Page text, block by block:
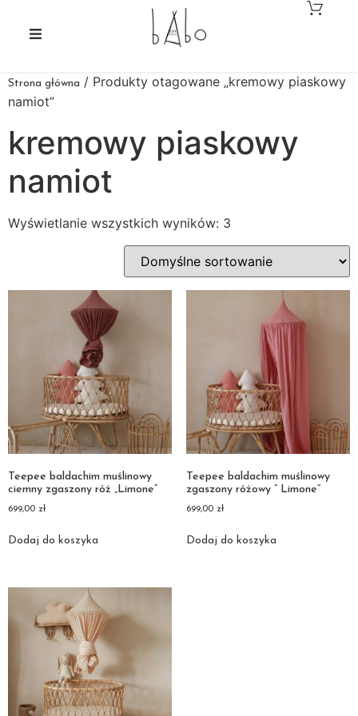
Strona główna / Produkty otagowane „kremowy piaskowy
namiot”
kremowy piaskowy
namiot
Wyświetlanie wszystkich wyników: 3
Teepee baldachim muślinowy
ciemny zgaszony róż „Limone”
699,00 zł
Dodaj do koszyka
Teepee baldachim muślinowy
zgaszony różowy ” Limone”
699,00 zł
Dodaj do koszyka